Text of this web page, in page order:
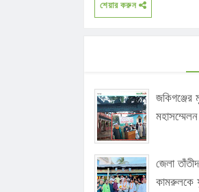
শেয়ার করুন
জকিগঞ্জের
জেলা
কামরুলকে